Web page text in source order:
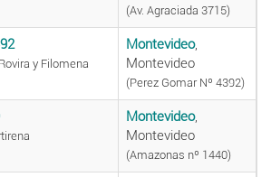
(Av. Agraciada 3715)
y Filomena
Montevideo,
Montevideo
(Perez Gomar Nº 4392)
Montevideo,
Montevideo
(Amazonas nº 1440)